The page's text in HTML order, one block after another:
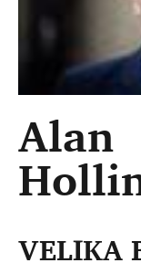
Alan
VELIKA